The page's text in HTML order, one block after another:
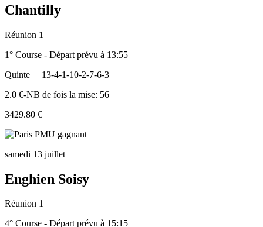
Chantilly
Réunion 1
1° Course - Départ prévu à 13:55
Quinte
13-4-1-10-2-7-6-3
2.0 €-NB de fois la mise: 56
3429.80 €
samedi 13 juillet
Enghien Soisy
Réunion 1
4° Course - Départ prévu à 15:15